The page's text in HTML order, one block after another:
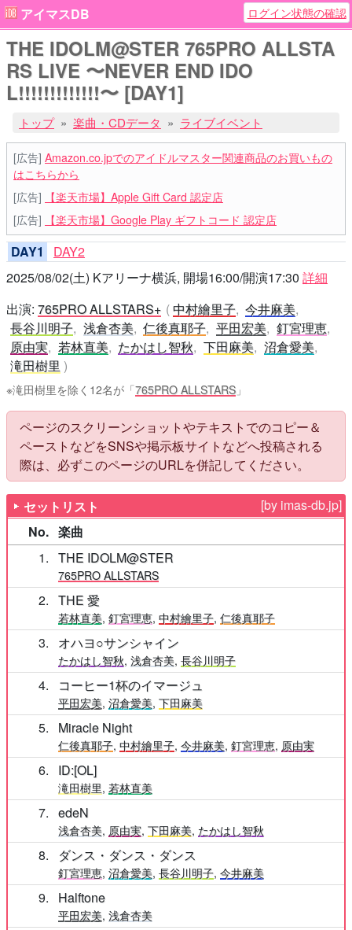
アイマスDB ログイン状態の確認
THE IDOLM@STER 765PRO ALLSTA
RS LIVE 〜NEVER END IDO
L!!!!!!!!!!!!!〜 [DAY1]
トップ 楽曲・CDデータ ライブイベント
[広告] Amazon.co.jpでのアイドルマスター関連商品のお買いもの
はこちらから
[広告]
【楽天市場】Apple Gift Card 認定店
[広告]
【楽天市場】Google Play ギフトコード 認定店
DAY1
DAY2
2025/08/02(土) Kアリーナ横浜, 開場16:00/開演17:30 詳細
出演: 765PRO ALLSTARS+ 中村繪里子 今井麻美
長谷川明子 浅倉杏美 仁後真耶子 平田宏美 釘宮理恵
原由実 若林直美 たかはし智秋 下田麻美 沼倉愛美
滝田樹里
※滝田樹里を除く12名が「765PRO ALLSTARS」
ページのスクリーンショットやテキストでのコピー＆
ペーストなどをSNSや掲示板サイトなどへ投稿される
際は、必ずこのページのURLを併記してください。
[by imas-db.jp]
セットリスト
No. 楽曲
1
THE IDOLM@STER
765PRO ALLSTARS
2 THE 愛
若林直美, 釘宮理恵, 中村繪里子, 仁後真耶子
3 オハヨ○サンシャイン
たかはし智秋, 浅倉杏美, 長谷川明子
4 コーヒー1杯のイマージュ
平田宏美, 沼倉愛美, 下田麻美
5 Miracle Night
仁後真耶子, 中村繪里子, 今井麻美, 釘宮理恵, 原由実
6 ID:[OL]
滝田樹里, 若林直美
7 edeN
浅倉杏美, 原由実, 下田麻美, たかはし智秋
8 ダンス・ダンス・ダンス
釘宮理恵, 沼倉愛美, 長谷川明子, 今井麻美
9 Halftone
平田宏美, 浅倉杏美